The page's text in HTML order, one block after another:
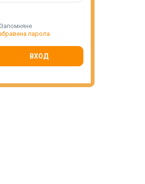
Запомняне
парола
ВХОД